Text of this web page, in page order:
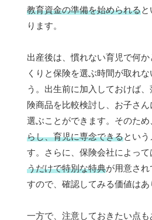
教育資金の準備を始められる
ります。
出産後は、慣れない育児で何
くりと保険を選ぶ時間が取れ
う。出生前に加入しておけば
険商品を比較検討し、お子さ
選ぶことができます。そのため
らし、育児に専念できるとい
す。さらに、保険会社によって
うだけで特別な特典が用意され
すので、確認してみる価値はあ
一方で、注意しておきたい点も